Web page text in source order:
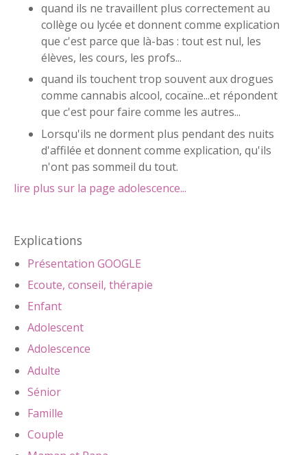
quand ils ne travaillent plus correctement au
collège ou lycée et donnent comme explication
que c'est parce que là-bas : tout est nul, les
élèves, les cours, les profs...
quand ils touchent trop souvent aux drogues
comme cannabis alcool, cocaïne...et répondent
que c'est pour faire comme les autres...
Lorsqu'ils ne dorment plus pendant des nuits
d'affilée et donnent comme explication, qu'ils
n'ont pas sommeil du tout.
lire plus sur la page adolescence...
Explications
Présentation GOOGLE
Ecoute, conseil, thérapie
Enfant
Adolescent
Adolescence
Adulte
Sénior
Famille
Couple